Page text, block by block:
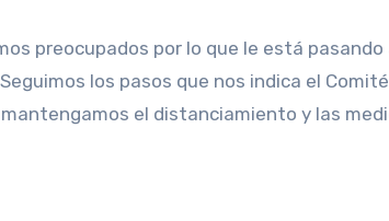
preocupados por lo que le está
los pasos que nos indica el
el distanciamiento y las